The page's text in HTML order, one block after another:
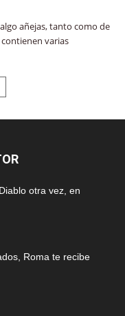
algo añejas, tanto como de
varias
otra vez, en
Roma te recibe